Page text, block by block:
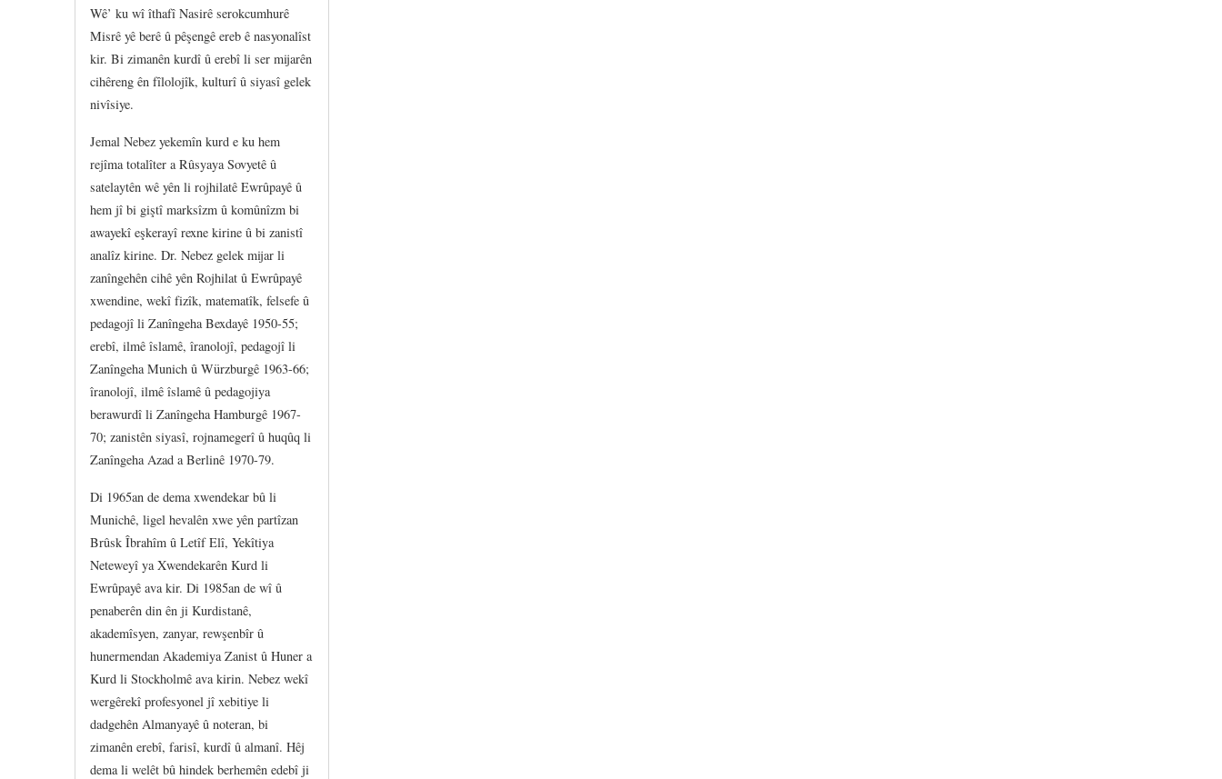
Wê’ ku wî îthafî Nasirê serokcumhurê
Misrê yê berê û pêşengê ereb ê nasyonalîst
kir. Bi zimanên kurdî û erebî li ser mijarên
cihêreng ên fîlolojîk, kulturî û siyasî gelek
nivîsiye.
Jemal Nebez yekemîn kurd e ku hem
rejîma totalîter a Rûsyaya Sovyetê û
satelaytên wê yên li rojhilatê Ewrûpayê û
hem jî bi giştî marksîzm û komûnîzm bi
awayekî eşkerayî rexne kirine û bi zanistî
analîz kirine. Dr. Nebez gelek mijar li
zanîngehên cihê yên Rojhilat û Ewrûpayê
xwendine, wekî fizîk, matematîk, felsefe û
pedagojî li Zanîngeha Bexdayê 1950-55;
erebî, ilmê îslamê, îranolojî, pedagojî li
Zanîngeha Munich û Würzburgê 1963-66;
îranolojî, ilmê îslamê û pedagojiya
berawurdî li Zanîngeha Hamburgê 1967-
70; zanistên siyasî, rojnamegerî û huqûq li
Zanîngeha Azad a Berlinê 1970-79.
Di 1965an de dema xwendekar bû li
Munichê, ligel hevalên xwe yên partîzan
Brûsk Îbrahîm û Letîf Elî, Yekîtiya
Neteweyî ya Xwendekarên Kurd li
Ewrûpayê ava kir. Di 1985an de wî û
penaberên din ên ji Kurdistanê,
akademîsyen, zanyar, rewşenbîr û
hunermendan Akademiya Zanist û Huner a
Kurd li Stockholmê ava kirin. Nebez wekî
wergêrekî profesyonel jî xebitiye li
dadgehên Almanyayê û noteran, bi
zimanên erebî, farisî, kurdî û almanî. Hêj
dema li welêt bû hindek berhemên edebî ji